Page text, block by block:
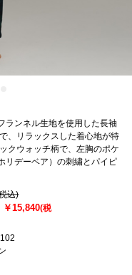
ランネル生地を使用した長袖
、リラックスした着心地が特
クウォッチ柄で、左胸のポケ
リデーベア）の刺繍とパイピ
込)
￥15,840(税